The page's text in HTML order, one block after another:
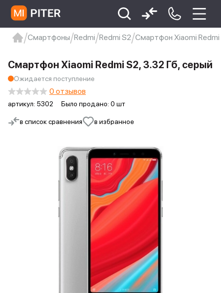
Xiaomi 9 про
xiaomi redmi 12c
Смартфоны Redmi Redmi S2 Смартфон Xiaomi Redmi
в список сравнения в избранное
Смартфон Xiaomi Redmi S2, 3.32 Гб, серый
Ожидается поступление
артикул: 5302 Было продано: 0 шт
0 отзывов